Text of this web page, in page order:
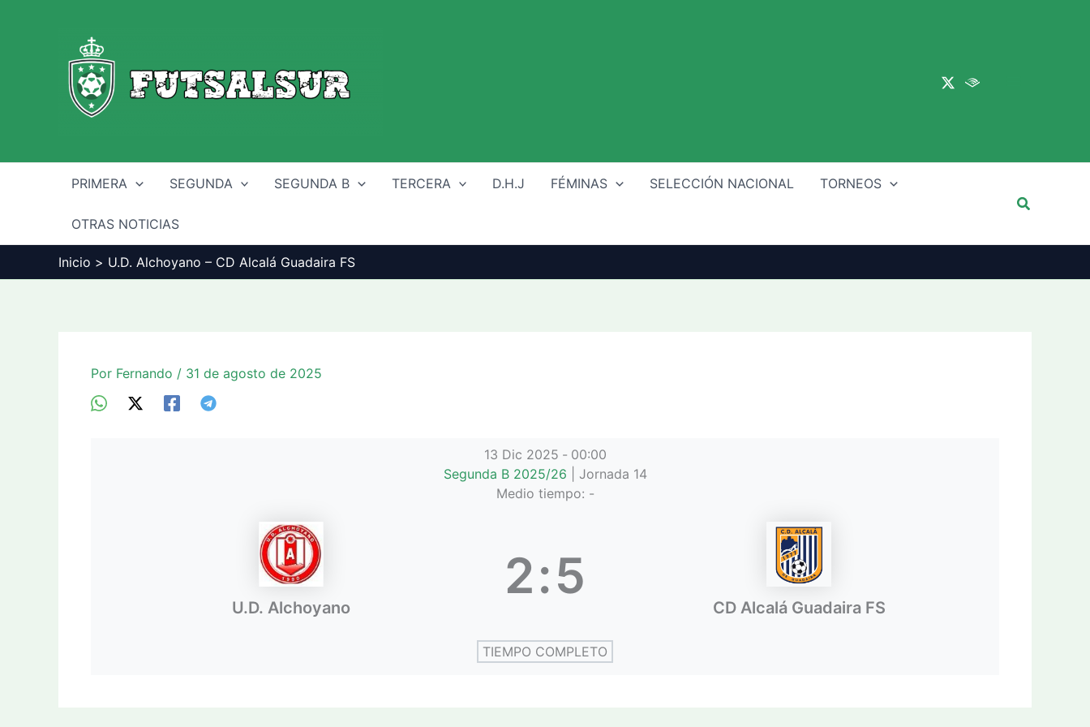
PRIMERA SEGUNDA SEGUNDA B TERCERA D.H.J FÉMINAS SELECCIÓN NACIONAL TORNEOS
OTRAS NOTICIAS
Buscar
Inicio U.D. Alchoyano – CD Alcalá Guadaira FS
Por Fernando / 31 de agosto de 2025
13 Dic 2025 - 00:00
Segunda B 2025/26
| Jornada 14
Medio tiempo: -
U.D. Alchoyano
2:5
CD Alcalá Guadaira FS
TIEMPO COMPLETO